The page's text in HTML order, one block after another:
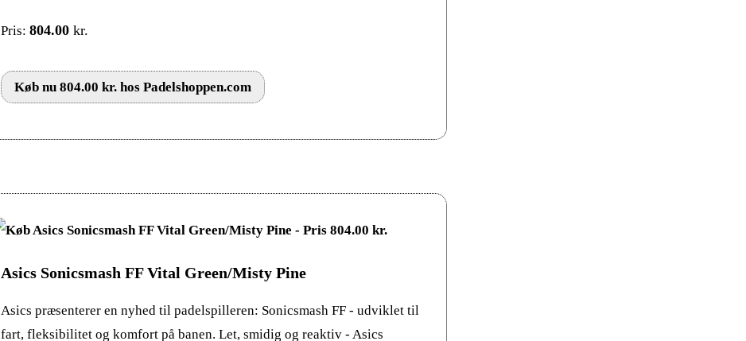
Pris: 804.00 kr.
Køb nu 804.00 kr. hos Padelshoppen.com
Asics Sonicsmash FF Vital Green/Misty Pine
Asics præsenterer en nyhed til padelspilleren: Sonicsmash FF - udviklet til
fart, fleksibilitet og komfort på banen. Let, smidig og reaktiv - Asics